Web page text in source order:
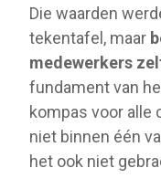
Die waarden
tekentafel, maar
medewerkers
fundament van
kompas voor alle
niet binnen één
het ook niet